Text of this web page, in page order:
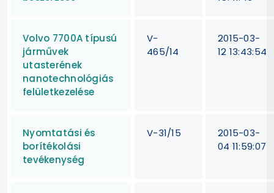
Volvo 7700A típusú
járművek
utasterének
nanotechnológiás
felületkezelése
V-
465/14
2015-03-
12 13:43:54
Nyomtatási és
borítékolási
tevékenység
V-31/15
2015-03-
04 11:59:07